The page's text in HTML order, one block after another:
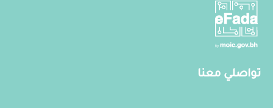
تواصلي معنا